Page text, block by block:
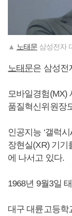
▲ 노태문 삼성전자
노태문은 삼성전
모바일경험(MX)
품질혁신위원장
인공지능 ‘갤럭
장현실(XR) 기기
에 나서고 있다.
1968년 9월3일
대구 대륜고등학